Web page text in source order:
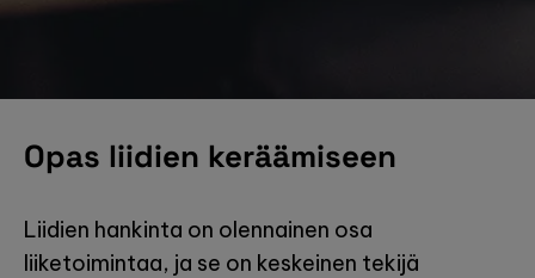
Opas liidien keräämiseen
Liidien hankinta on olennainen osa
liiketoimintaa, ja se on keskeinen tekijä